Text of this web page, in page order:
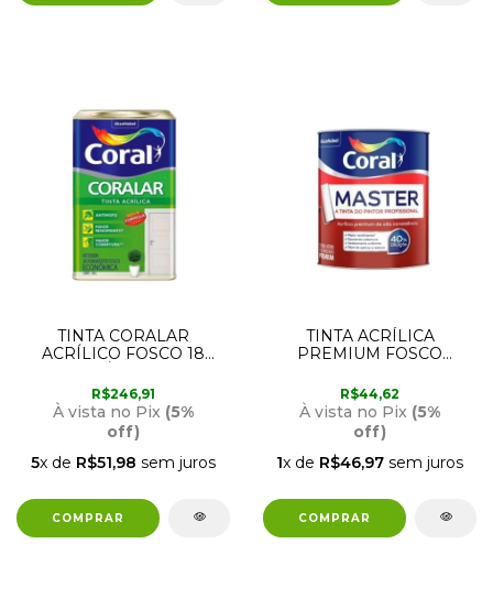
TINTA CORALAR
ACRÍLICO FOSCO 18
R$246,91
À vista no Pix (5%
off)
5x de R$51,98 sem juros
TINTA ACRÍLICA
PREMIUM FOSCO
MASTER 900ML CORAL
R$44,62
À vista no Pix (5%
off)
1x de R$46,97 sem juros